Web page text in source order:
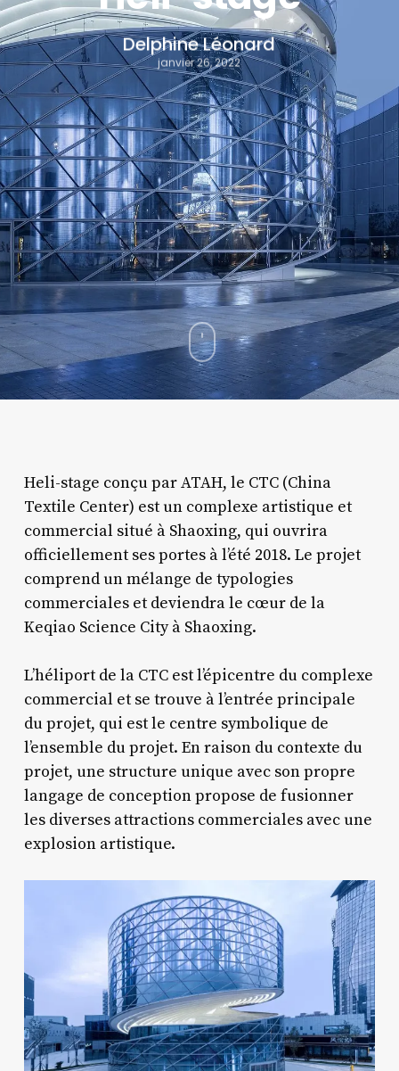
Delphine Léonard
janvier 26, 2022
Heli-stage conçu par ATAH, le CTC (China
Textile Center) est un complexe artistique et
commercial situé à Shaoxing, qui ouvrira
officiellement ses portes à l’été 2018. Le projet
comprend un mélange de typologies
commerciales et deviendra le cœur de la
Keqiao Science City à Shaoxing.
L’héliport de la CTC est l’épicentre du complexe
commercial et se trouve à l’entrée principale
du projet, qui est le centre symbolique de
l’ensemble du projet. En raison du contexte du
projet, une structure unique avec son propre
langage de conception propose de fusionner
les diverses attractions commerciales avec une
explosion artistique.